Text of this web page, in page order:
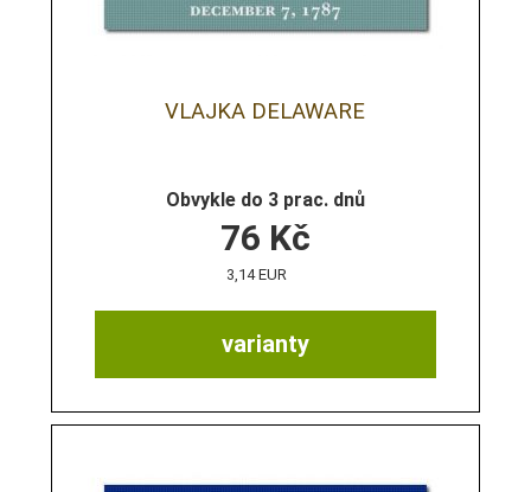
VLAJKA DELAWARE
Obvykle do 3 prac. dnů
varianty
76 Kč
3,14 EUR